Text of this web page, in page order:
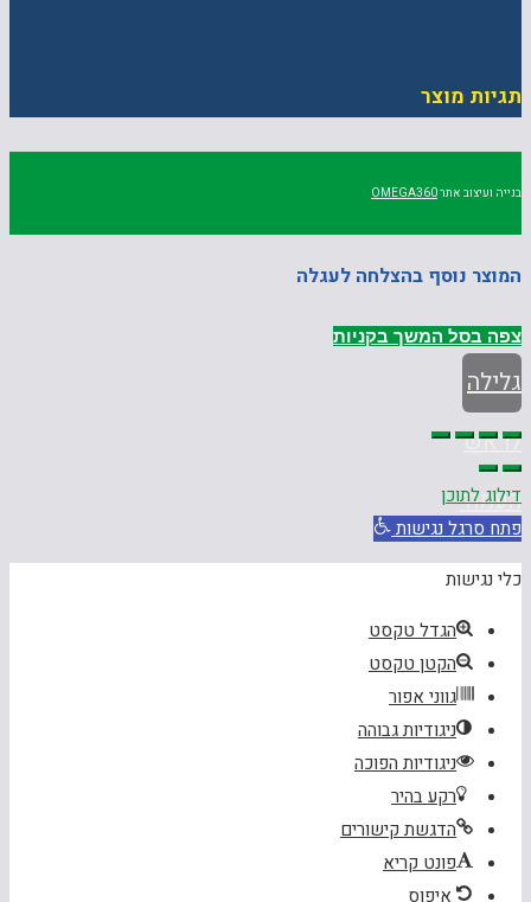
תגיות מוצר
בנייה ועיצוב אתרOMEGA360
המוצר נוסף בהצלחה לעגלה
צפה בסל המשך בקניות
גלילה
לראש
העמוד
דילוג לתוכן
פתח סרגל נגישות
כלי נגישות
הגדל טקסט
הקטן טקסט
גווני אפור
ניגודיות גבוהה
ניגודיות הפוכה
רקע בהיר
הדגשת קישורים
פונט קריא
איפוס